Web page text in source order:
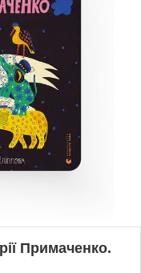
Примаченко.